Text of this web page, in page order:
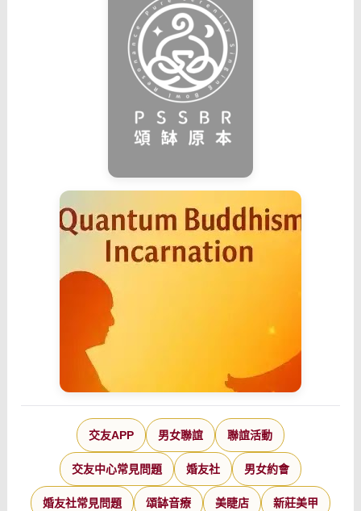
交友APP 男女聯誼 聯誼活動
交友中心常見問題 婚友社 男女約會
婚友社常見問題 頌缽音療 美睫店 新莊美甲